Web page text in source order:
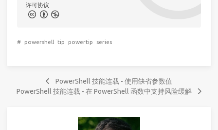
许可协议
# powershell tip powertip series
PowerShell 技能连载 - 使用缺省参数值
PowerShell 技能连载 - 在 PowerShell 函数中支持风险缓解